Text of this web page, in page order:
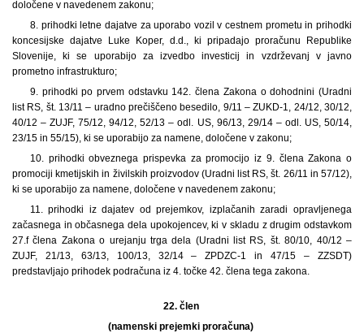
določene v navedenem zakonu;
8. prihodki letne dajatve za uporabo vozil v cestnem prometu in prihodki
koncesijske dajatve Luke Koper, d.d., ki pripadajo proračunu Republike
Slovenije, ki se uporabijo za izvedbo investicij in vzdrževanj v javno
prometno infrastrukturo;
9. prihodki po prvem odstavku 142. člena Zakona o dohodnini (Uradni
list RS, št. 13/11 – uradno prečiščeno besedilo, 9/11 – ZUKD-1, 24/12, 30/12,
40/12 – ZUJF, 75/12, 94/12, 52/13 – odl. US, 96/13, 29/14 – odl. US, 50/14,
23/15 in 55/15), ki se uporabijo za namene, določene v zakonu;
10. prihodki obveznega prispevka za promocijo iz 9. člena Zakona o
promociji kmetijskih in živilskih proizvodov (Uradni list RS, št. 26/11 in 57/12),
ki se uporabijo za namene, določene v navedenem zakonu;
11. prihodki iz dajatev od prejemkov, izplačanih zaradi opravljenega
začasnega in občasnega dela upokojencev, ki v skladu z drugim odstavkom
27.f člena Zakona o urejanju trga dela (Uradni list RS, št. 80/10, 40/12 –
ZUJF, 21/13, 63/13, 100/13, 32/14 – ZPDZC-1 in 47/15 – ZZSDT)
predstavljajo prihodek podračuna iz 4. točke 42. člena tega zakona.
22. člen
(namenski prejemki proračuna)